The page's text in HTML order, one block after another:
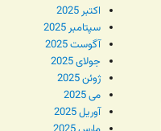
اکتبر 2025
سپتامبر 2025
آگوست 2025
جولای 2025
ژوئن 2025
می 2025
آوریل 2025